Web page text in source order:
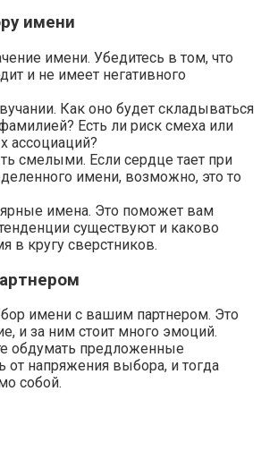
имени
имени. Убедитесь в том, что
и не имеет негативного
Как оно будет складываться
Есть ли риск смеха или
ассоциаций?
смелыми. Если сердце тает при
имени, возможно, это то
имена. Это поможет вам
существуют и каково
в кругу сверстников.
имени с вашим партнером. Это
и за ним стоит много эмоций.
обдумать предложенные
от напряжения выбора, и тогда
собой.